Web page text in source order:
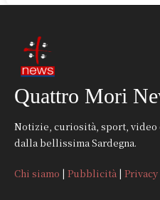
Quattro Mori
Notizie, curiosità, sport,
dalla bellissima Sardegna.
Chi siamo | Pubblicità | Privacy